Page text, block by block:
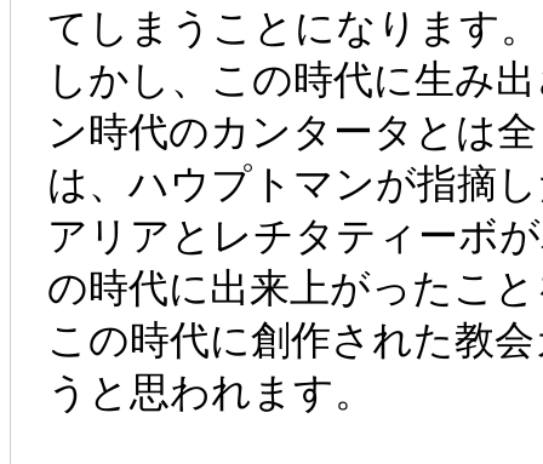
てしまうことになります。
しかし、この時代に生み
ン時代のカンタータとは
は、ハウプトマンが指摘
アリアとレチタティーボ
の時代に出来上がったこ
この時代に創作された教
うと思われます。